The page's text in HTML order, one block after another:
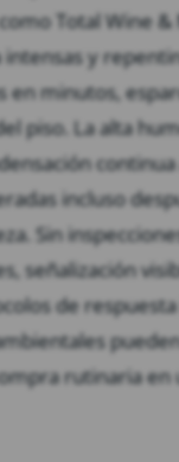
Total Wine &
y
en minutos,
piso. La alta
incluso
Sin
señalización
de
rutinaria en